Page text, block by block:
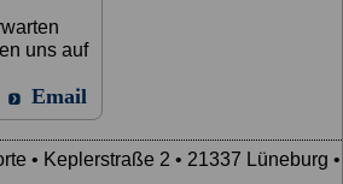
uns auf
Email
• Keplerstraße 2 • 21337 Lüneburg •